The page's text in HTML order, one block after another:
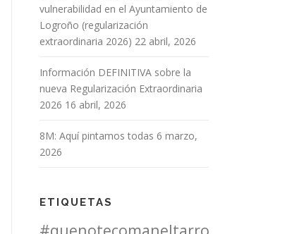
vulnerabilidad en el Ayuntamiento de
Logroño (regularización
extraordinaria 2026) 22 abril, 2026
Información DEFINITIVA sobre la
nueva Regularización Extraordinaria
2026 16 abril, 2026
8M: Aquí pintamos todas 6 marzo,
2026
ETIQUETAS